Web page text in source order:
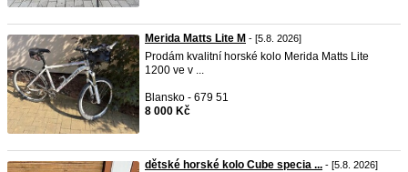
Merida Matts Lite M - [5.8. 2026]
Prodám kvalitní horské kolo Merida Matts Lite
1200 ve v ...
Blansko - 679 51
8 000 Kč
dětské horské kolo Cube specia ... - [5.8. 2026]